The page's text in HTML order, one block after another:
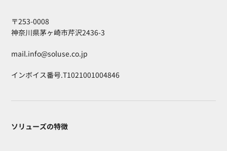
〒253-0008
神奈川県茅ヶ崎市芹沢2436-3
mail.info@soluse.co.jp
インボイス番号.T1021001004846
ソリューズの特徴